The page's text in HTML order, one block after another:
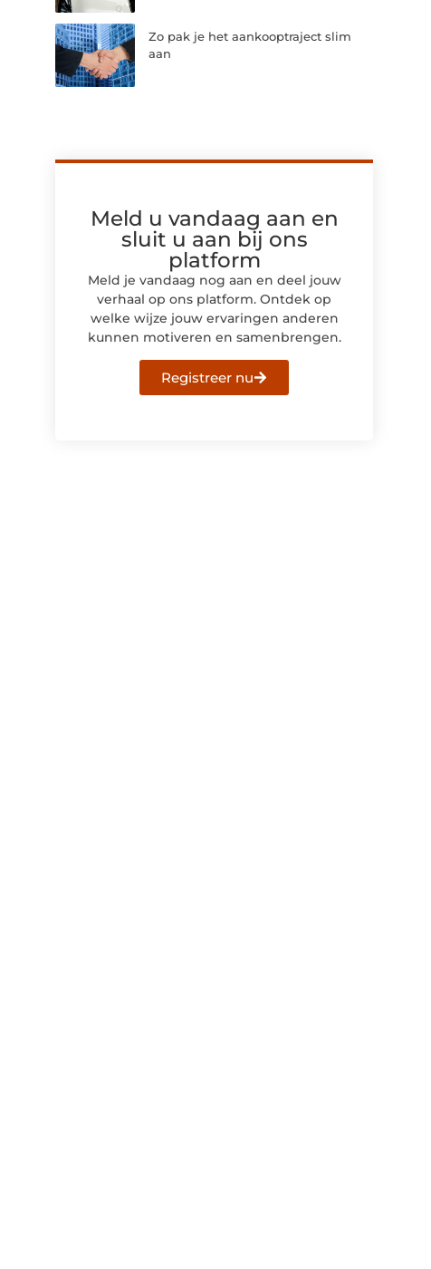
Zo pak je het aankooptraject slim
aan
Meld u vandaag aan en
sluit u aan bij ons
platform
Meld je vandaag nog aan en deel jouw
verhaal op ons platform. Ontdek op
welke wijze jouw ervaringen anderen
kunnen motiveren en samenbrengen.
Registreer nu